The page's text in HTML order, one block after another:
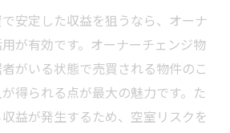
安定した収益を狙うなら、オーナ
が有効です。オーナーチェンジ物
がいる状態で売買される物件のこ
得られる点が最大の魅力です。た
益が発生するため、空室リスクを